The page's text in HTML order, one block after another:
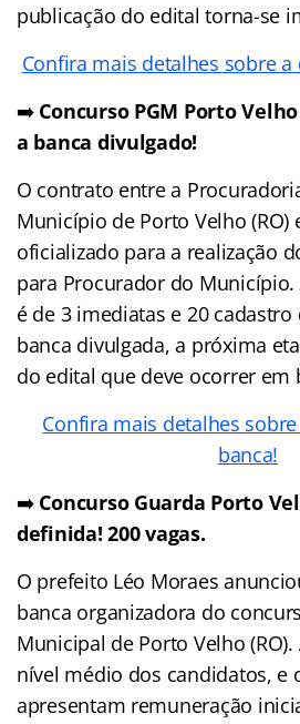
publicação do edital torna-se
Confira mais detalhes sobre
➡️ Concurso PGM Porto
a banca divulgado!
O contrato entre a
Município de Porto Velho (RO)
oficializado para a realização
para Procurador do Município.
é de 3 imediatas e 20 cadastro
banca divulgada, a próxima
do edital que deve ocorrer em
Confira mais detalhes
banca!
➡️ Concurso Guarda Porto
definida! 200 vagas.
O prefeito Léo Moraes
banca organizadora do
Municipal de Porto Velho
nível médio dos candidatos, e
apresentam remuneração